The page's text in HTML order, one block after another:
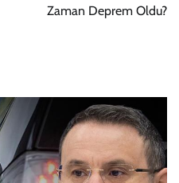
Zaman Deprem Oldu?